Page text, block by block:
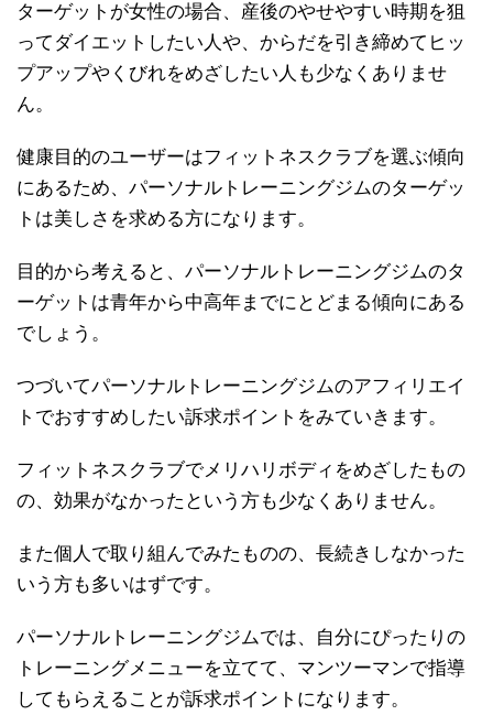
ターゲットが女性の場合、産後のやせやすい時期を狙
ってダイエットしたい人や、からだを引き締めてヒッ
プアップやくびれをめざしたい人も少なくありませ
ん。
健康目的のユーザーはフィットネスクラブを選ぶ傾向
にあるため、パーソナルトレーニングジムのターゲッ
トは美しさを求める方になります。
目的から考えると、パーソナルトレーニングジムのタ
ーゲットは青年から中高年までにとどまる傾向にある
でしょう。
つづいてパーソナルトレーニングジムのアフィリエイ
トでおすすめしたい訴求ポイントをみていきます。
フィットネスクラブでメリハリボディをめざしたもの
の、効果がなかったという方も少なくありません。
また個人で取り組んでみたものの、長続きしなかった
いう方も多いはずです。
パーソナルトレーニングジムでは、自分にぴったりの
トレーニングメニューを立てて、マンツーマンで指導
してもらえることが訴求ポイントになります。